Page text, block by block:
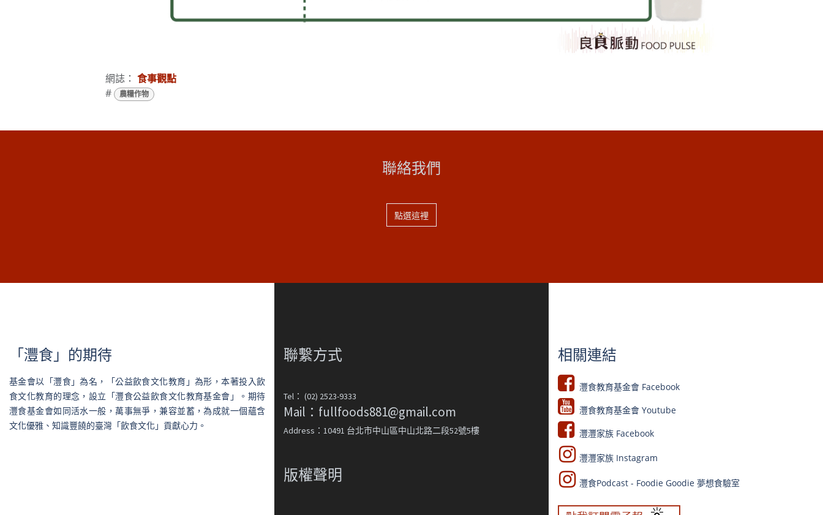
網誌： 食事觀點
#
農糧作物
聯絡我們
點選這裡
「灃食」的期待
基金會以「灃食」為名，「公益飲食文化教育」為形，本著投入飲
食文化教育的理念，設立「灃食公益飲食文化教育基金會」。期待
灃食基金會如同活水一般，萬事無爭，兼容並蓄，為成就一個蘊含
文化優雅、知識豐饒的臺灣「飲食文化」貢獻心力。
聯繫方式
Tel： (02) 2523-9333
Mail：fullfoods881@gmail.com
Address：10491 台北市中山區中山北路二段52號5樓
版權聲明
相關連結
灃食教育基金會 Facebook​
灃食教育基金會 Youtube​​
灃灃家族 Facebook
灃灃家族 Instagram
灃食Podcast - Foodie Goodie 夢想食驗室​